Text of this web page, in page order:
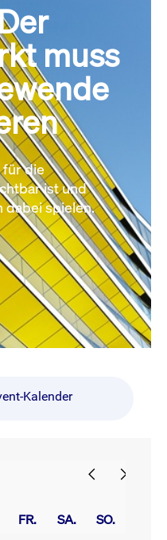
muss
die
ist und
dabei spielen.
Kalender
FR. SA. SO.